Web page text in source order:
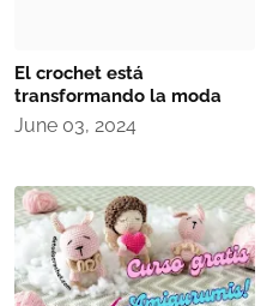
El crochet está
transformando la moda
June 03, 2024